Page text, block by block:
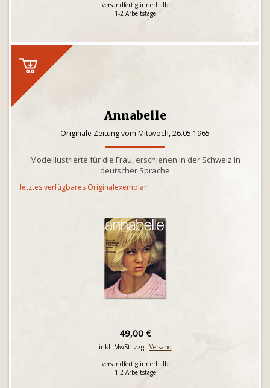
versandfertig innerhalb
1-2 Arbeitstage
Annabelle
Originale Zeitung vom Mittwoch, 26.05.1965
Modeillustrierte für die Frau, erschienen in der Schweiz in
deutscher Sprache
letztes verfügbares Originalexemplar!
49,00 €
inkl. MwSt. zzgl. Versand
versandfertig innerhalb
1-2 Arbeitstage